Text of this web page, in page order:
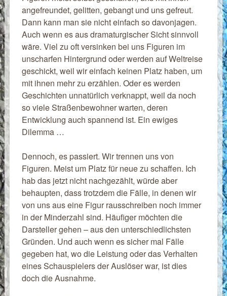
angefreundet, gelitten, gebangt und uns gefreut.
Dann kann man sie nicht einfach so davonjagen.
Auch wenn es aus dramaturgischer Sicht sinnvoll
wäre. Viel zu oft versinken bei uns Figuren im
unscharfen Hintergrund oder werden auf Weltreise
geschickt, weil wir einfach keinen Platz haben, um
mit ihnen mehr zu erzählen. Oder es werden
Geschichten unnatürlich verknappt, weil da noch
so viele Straßenbewohner warten, deren
Entwicklung auch spannend ist. Ein ewiges
Dilemma …
Dennoch, es passiert. Wir trennen uns von
Figuren. Meist um Platz für neue zu schaffen. Ich
hab das jetzt nicht nachgezählt, würde aber
behaupten, dass trotzdem die Fälle, in denen wir
von uns aus eine Figur rausschreiben noch immer
in der Minderzahl sind. Häufiger möchten die
Darsteller gehen – aus den unterschiedlichsten
Gründen. Und auch wenn es sicher mal Fälle
gegeben hat, wo die Leistung oder das Verhalten
eines Schauspielers der Auslöser war, ist dies
doch die Ausnahme.